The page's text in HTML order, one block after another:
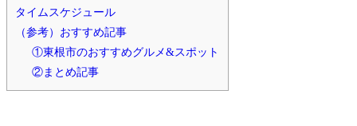
タイムスケジュール
（参考）おすすめ記事
①東根市のおすすめグルメ&スポット
②まとめ記事